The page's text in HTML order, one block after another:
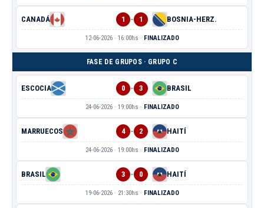
CANADÁ 1 - 1 BOSNIA-HERZ.
12-06-2026 · 16:00hs · FINALIZADO
FASE DE GRUPOS · GRUPO C
ESCOCIA 0 - 3 BRASIL
24-06-2026 · 19:00hs · FINALIZADO
MARRUECOS 4 - 2 HAITÍ
24-06-2026 · 19:00hs · FINALIZADO
BRASIL 3 - 0 HAITÍ
19-06-2026 · 21:30hs · FINALIZADO